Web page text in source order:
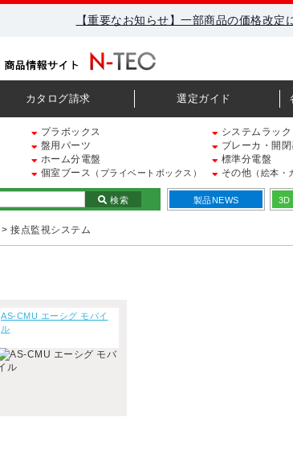
【重要なお知らせ】一部商品の価格改定
カタログ請求 選定ガイド
プラボックス システムラック
盤用パーツ ブレーカ・開
ホーム分電盤 標準分電盤
個室ブース （プライベートボックス） その他 （絵本・
検索 製品NEWS 3D
> 接点監視システム
AS-CMU エーシグ モバイ
ル